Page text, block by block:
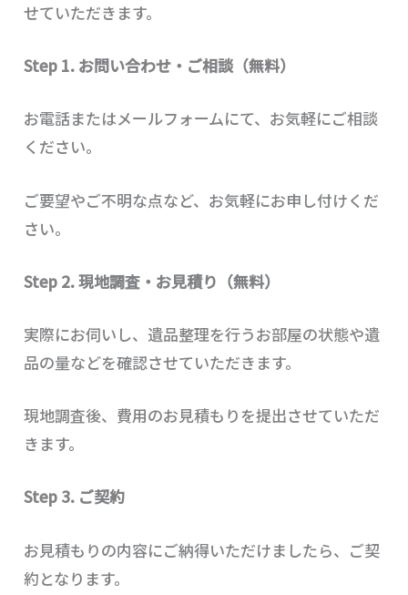
せていただきます。
Step 1. お問い合わせ・ご相談（無料）
お電話またはメールフォームにて、お気軽にご相談
ください。
ご要望やご不明な点など、お気軽にお申し付けくだ
さい。
Step 2. 現地調査・お見積り（無料）
実際にお伺いし、遺品整理を行うお部屋の状態や遺
品の量などを確認させていただきます。
現地調査後、費用のお見積もりを提出させていただ
きます。
Step 3. ご契約
お見積もりの内容にご納得いただけましたら、ご契
約となります。